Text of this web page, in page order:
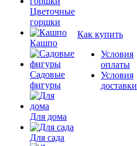
Цветочные
горшки
Кашпо
Садовые
фигуры
Для дома
Для сада
Как купить
Условия
оплаты
Условия
доставки